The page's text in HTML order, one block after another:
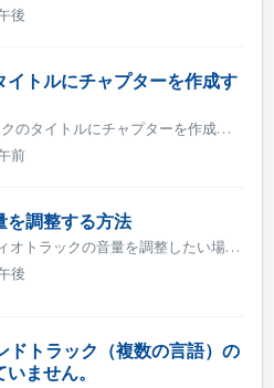
後
イトルにチャプターを作成す
Nero Videoでは、ディスクのタイトルにチャプターを作成するために、以下の操作を行います。 1. コンテンツ画面で、タイトルを選択します。 2. タイトルのプレビュー画面で、ポジションマーカーをチャプターを追加したい位置に移動します。 3. チャプターボタンをクリックすると、ドロップダウンメニューが...
前
を調整する方法
拡張編集では、 オーディオトラックの音量を調整したい場合は、オーディオトラックの左側にある音量ボタンにマウスを移動させ、右クリックして調整します。 指定した映像や音楽の音量を調整したい場合は、その映像や音楽を選択し、右上のエフェクトパレット→プロパティ→オーディオレベルで調整します。 ...
後
ドトラック（複数の言語）の
ません。